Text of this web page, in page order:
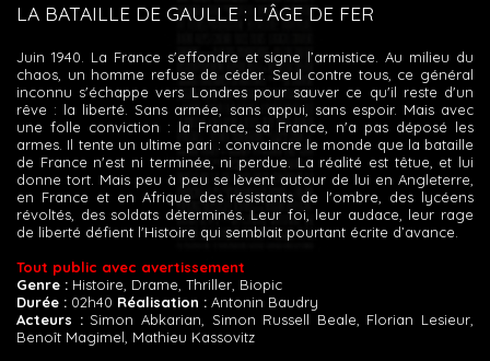
LA BATAILLE DE GAULLE : L'ÂGE DE FER
Juin 1940. La France s'effondre et signe l’armistice. Au milieu du
chaos, un homme refuse de céder. Seul contre tous, ce général
inconnu s'échappe vers Londres pour sauver ce qu'il reste d'un
rêve : la liberté. Sans armée, sans appui, sans espoir. Mais avec
une folle conviction : la France, sa France, n'a pas déposé les
armes. Il tente un ultime pari : convaincre le monde que la bataille
de France n'est ni terminée, ni perdue. La réalité est têtue, et lui
donne tort. Mais peu à peu se lèvent autour de lui en Angleterre,
en France et en Afrique des résistants de l'ombre, des lycéens
révoltés, des soldats déterminés. Leur foi, leur audace, leur rage
de liberté défient l'Histoire qui semblait pourtant écrite d’avance.
Tout public avec avertissement
Genre : Histoire, Drame, Thriller, Biopic
Durée : 02h40 Réalisation : Antonin Baudry
Acteurs :Simon Abkarian, Simon Russell Beale, Florian Lesieur,
Benoît Magimel, Mathieu Kassovitz